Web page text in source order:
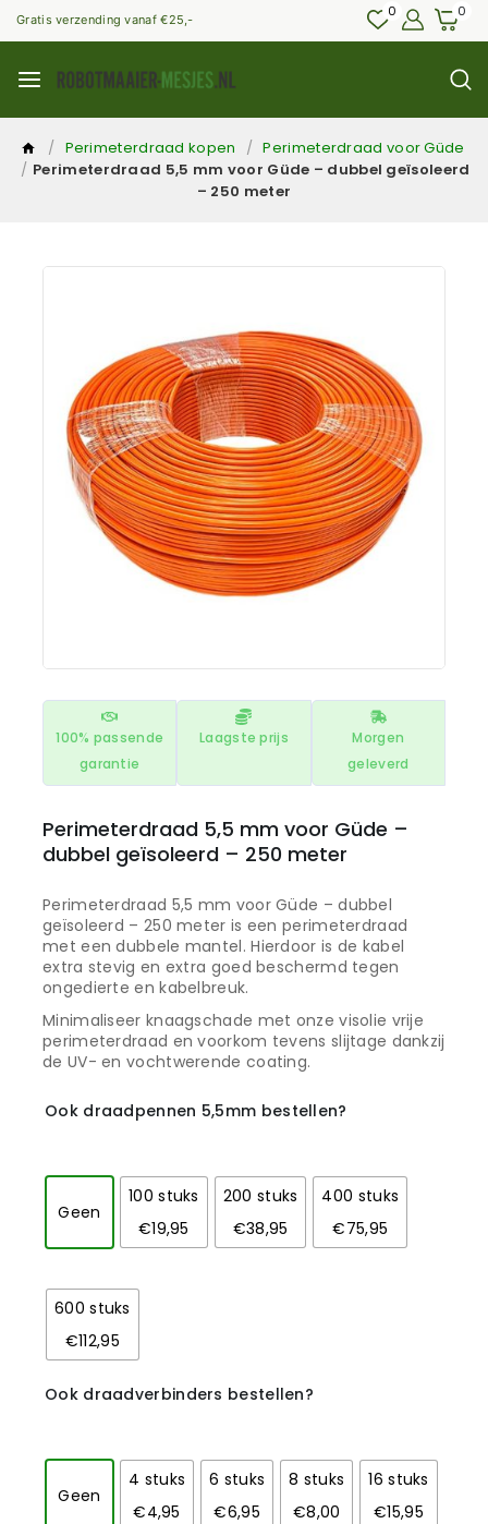
Gratis verzending vanaf €25,- 0 0
/ Perimeterdraad kopen / Perimeterdraad voor Güde
/ Perimeterdraad 5,5 mm voor Güde – dubbel geïsoleerd
– 250 meter
100% passende
garantie
Laagste prijs
Morgen
geleverd
Perimeterdraad 5,5 mm voor Güde –
dubbel geïsoleerd – 250 meter
Perimeterdraad 5,5 mm voor Güde – dubbel
geïsoleerd – 250 meter is een perimeterdraad
met een dubbele mantel. Hierdoor is de kabel
extra stevig en extra goed beschermd tegen
ongedierte en kabelbreuk.
Minimaliseer knaagschade met onze visolie vrije
perimeterdraad en voorkom tevens slijtage dankzij
de UV- en vochtwerende coating.
Ook draadpennen 5,5mm bestellen?
Geen
100 stuks
€19,95
200 stuks
€38,95
400 stuks
€75,95
600 stuks
€112,95
Ook draadverbinders bestellen?
Geen
4 stuks
€4,95
6 stuks
€6,95
8 stuks
€8,00
16 stuks
€15,95